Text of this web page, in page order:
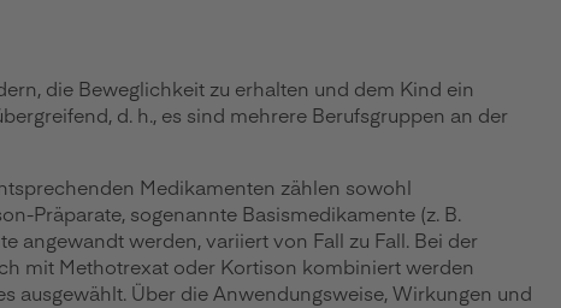
die Beweglichkeit zu erhalten und dem Kind ein
d. h., es sind mehrere Berufsgruppen an der
Medikamenten zählen sowohl
Präparate, sogenannte Basismedikamente (z. B.
angewandt werden, variiert von Fall zu Fall. Bei der
mit Methotrexat oder Kortison kombiniert werden
Über die Anwendungsweise, Wirkungen und